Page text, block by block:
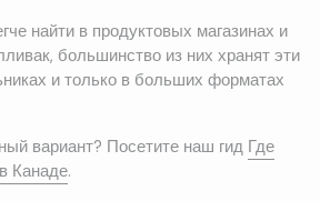
найти в продуктовых магазинах и
большинство из них хранят эти
и только в больших форматах
вариант? Посетите наш гид Где
Канаде.